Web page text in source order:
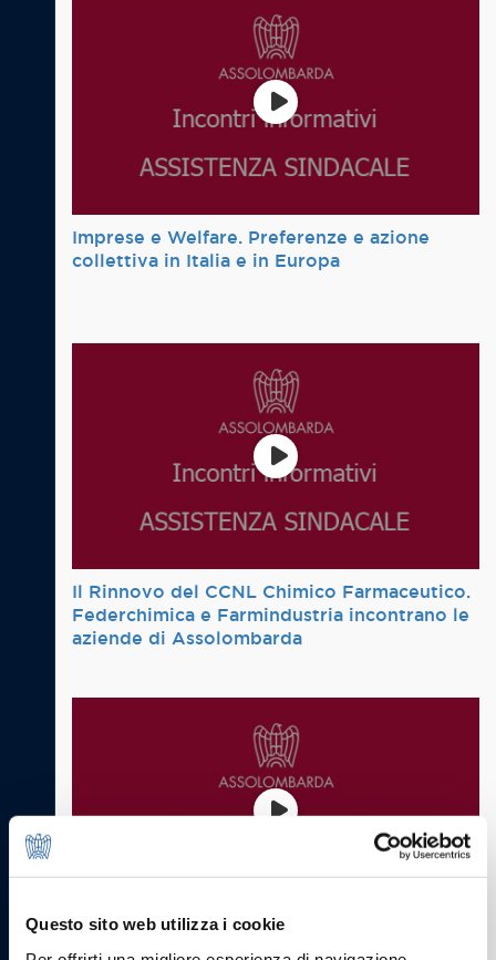
Questo sito web utilizza i cookie
Imprese e Welfare. Preferenze e azione
collettiva in Italia e in Europa
Il Rinnovo del CCNL Chimico Farmaceutico.
Federchimica e Farmindustria incontrano le
aziende di Assolombarda